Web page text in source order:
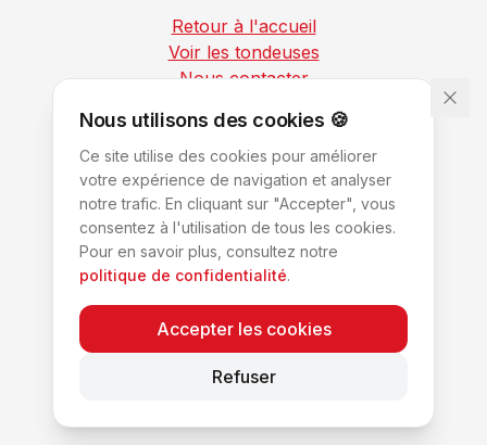
Retour à l'accueil
Voir les tondeuses
Nous contacter
Nous utilisons des cookies 🍪
Ce site utilise des cookies pour améliorer
votre expérience de navigation et analyser
notre trafic. En cliquant sur "Accepter", vous
consentez à l'utilisation de tous les cookies.
Pour en savoir plus, consultez notre
politique de confidentialité.
Accepter les cookies
Refuser